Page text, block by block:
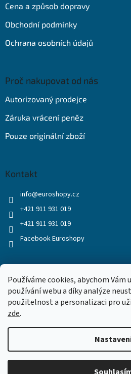
Používáme cookies, abychom
používání webu a díky analýze
použitelnost a personalizaci pro
zde.
Cena a způsob dopravy
Obchodní podmínky
Ochrana osobních údajů
Proč nakupovat od nás
Autorizovaný prodejce
Záruka vrácení peněz
Pouze originální zboží
Kontakt
info@euroshopy.cz
+421 911 931 019
+421 911 931 019
Facebook Euroshopy
Vytvořil